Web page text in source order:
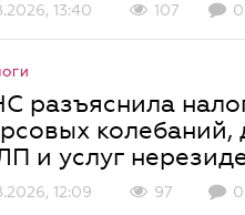
13:40 107 0
разъяснила
и услуг
12:09 97 0